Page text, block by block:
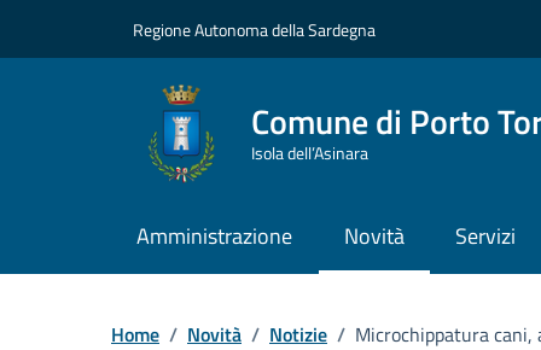
Regione Autonoma della Sardegna
Comune di Porto
Isola dell’Asinara
Amministrazione Novità Servizi
Home / Novità / Notizie / Microchippatura